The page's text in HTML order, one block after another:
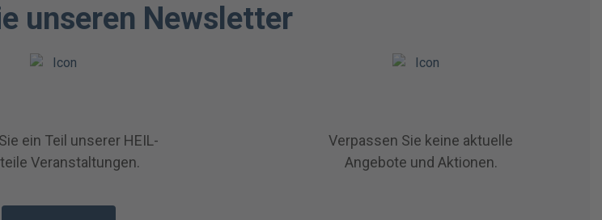
unseren Newsletter
ein Teil unserer HEIL-
Veranstaltungen.
Verpassen Sie keine aktuelle
Angebote und Aktionen.